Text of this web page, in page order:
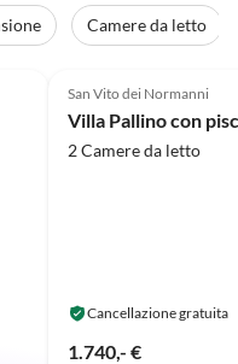
Camere da letto
San Vito dei Normanni
Villa Pallino con
2 Camere da letto
Cancellazione gratuita
1.740,- €